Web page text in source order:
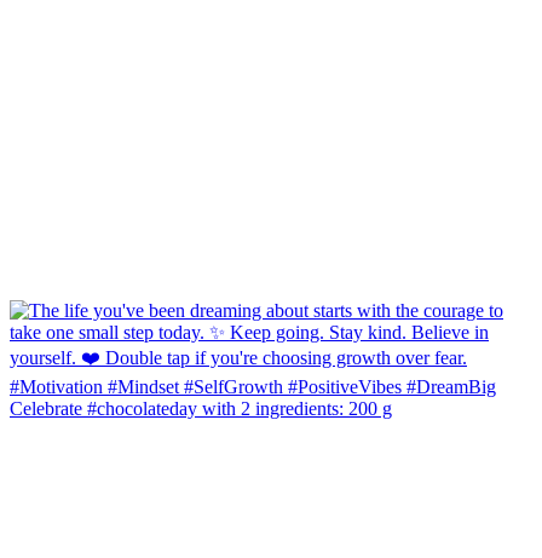
Celebrate #chocolateday with 2 ingredients: 200 g